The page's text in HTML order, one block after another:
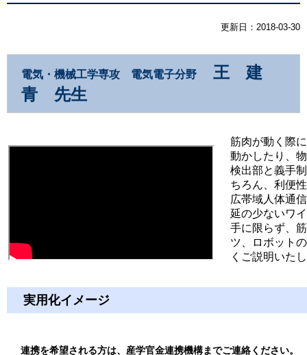
更新日：2018-03-30
電気・機械工学専攻 電気電子分野
王 建
青 先生
筋肉が動く際
動かしたり、
検出部と義手
ちろん、利便
広帯域人体通
延の少ないワ
手に限らず、
ツ、ロボット
くご説明いた
実用化イメージ
連携を希望される方は、産学官金連携機構までご連絡ください。